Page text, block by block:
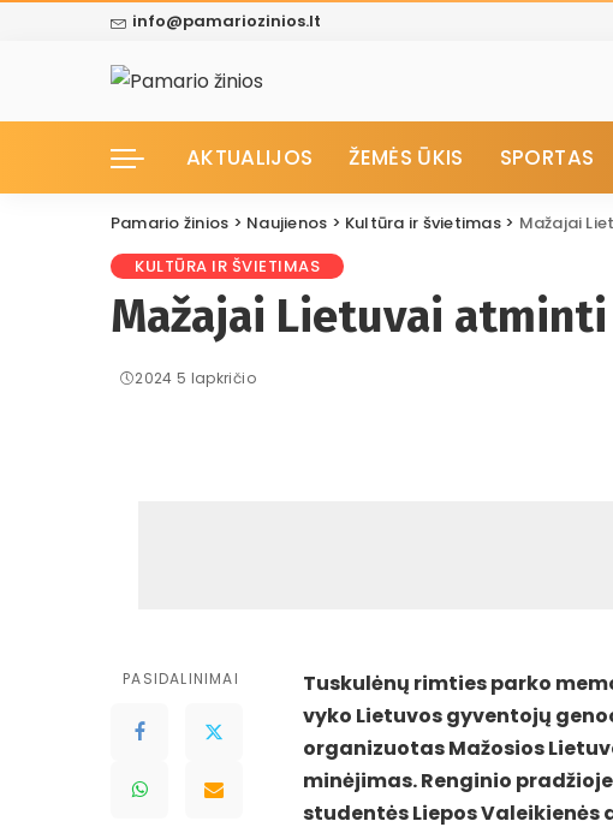
info@pamariozinios.lt
AKTUALIJOS ŽEMĖS ŪKIS SPORTAS
Pamario žinios > Naujienos > Kultūra ir švietimas> Mažajai
KULTŪRA IR ŠVIETIMAS
Mažajai Lietuvai atminti
2024 5 lapkričio
PASIDALINIMAI
Tuskulėnų rimties parko
vyko Lietuvos gyventojų
organizuotas Mažosios
minėjimas. Renginio
studentės Liepos